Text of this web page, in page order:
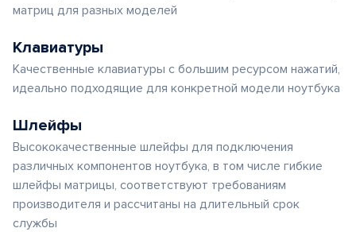
матриц для разных моделей
Клавиатуры
Качественные клавиатуры с большим ресурсом нажатий,
идеально подходящие для конкретной модели ноутбука
Шлейфы
Высококачественные шлейфы для подключения
различных компонентов ноутбука, в том числе гибкие
шлейфы матрицы, соответствуют требованиям
производителя и рассчитаны на длительный срок
службы